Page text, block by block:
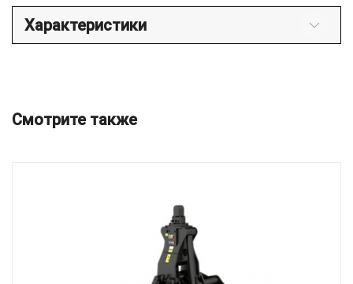
Характеристики
Смотрите также